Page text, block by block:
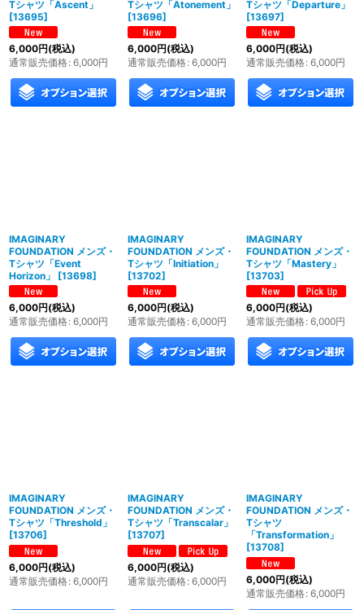
Tシャツ「Ascent」
[13695]
6,000円(税込)
通常販売価格: 6,000円
Tシャツ「Atonement」
[13696]
6,000円(税込)
通常販売価格: 6,000円
Tシャツ「Departure」
[13697]
6,000円(税込)
通常販売価格: 6,000円
IMAGINARY
FOUNDATION メンズ・
Tシャツ「Event
Horizon」
[13698]
6,000円(税込)
通常販売価格: 6,000円
IMAGINARY
FOUNDATION メンズ・
Tシャツ「Initiation」
[13702]
6,000円(税込)
通常販売価格: 6,000円
IMAGINARY
FOUNDATION メンズ・
Tシャツ「Mastery」
[13703]
6,000円(税込)
通常販売価格: 6,000円
IMAGINARY
FOUNDATION メンズ・
Tシャツ「Threshold」
[13706]
6,000円(税込)
通常販売価格: 6,000円
IMAGINARY
FOUNDATION メンズ・
Tシャツ「Transcalar」
[13707]
6,000円(税込)
通常販売価格: 6,000円
IMAGINARY
FOUNDATION メンズ・
Tシャツ
「Transformation」
[13708]
6,000円(税込)
通常販売価格: 6,000円